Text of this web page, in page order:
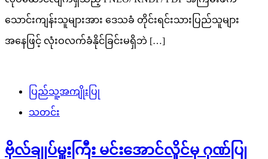
သောင်းကျန်းသူများအား ဒေသခံ တိုင်းရင်းသားပြည်သူများ
အနေဖြင့် လုံးဝလက်ခံနိုင်ခြင်းမရှိဘဲ […]
ပြည်သူ့အကျိုးပြု
သတင်း
ဗိုလ်ချုပ်မှူးကြီး မင်းအောင်လှိုင်မှ ဂုဏ်ပြု